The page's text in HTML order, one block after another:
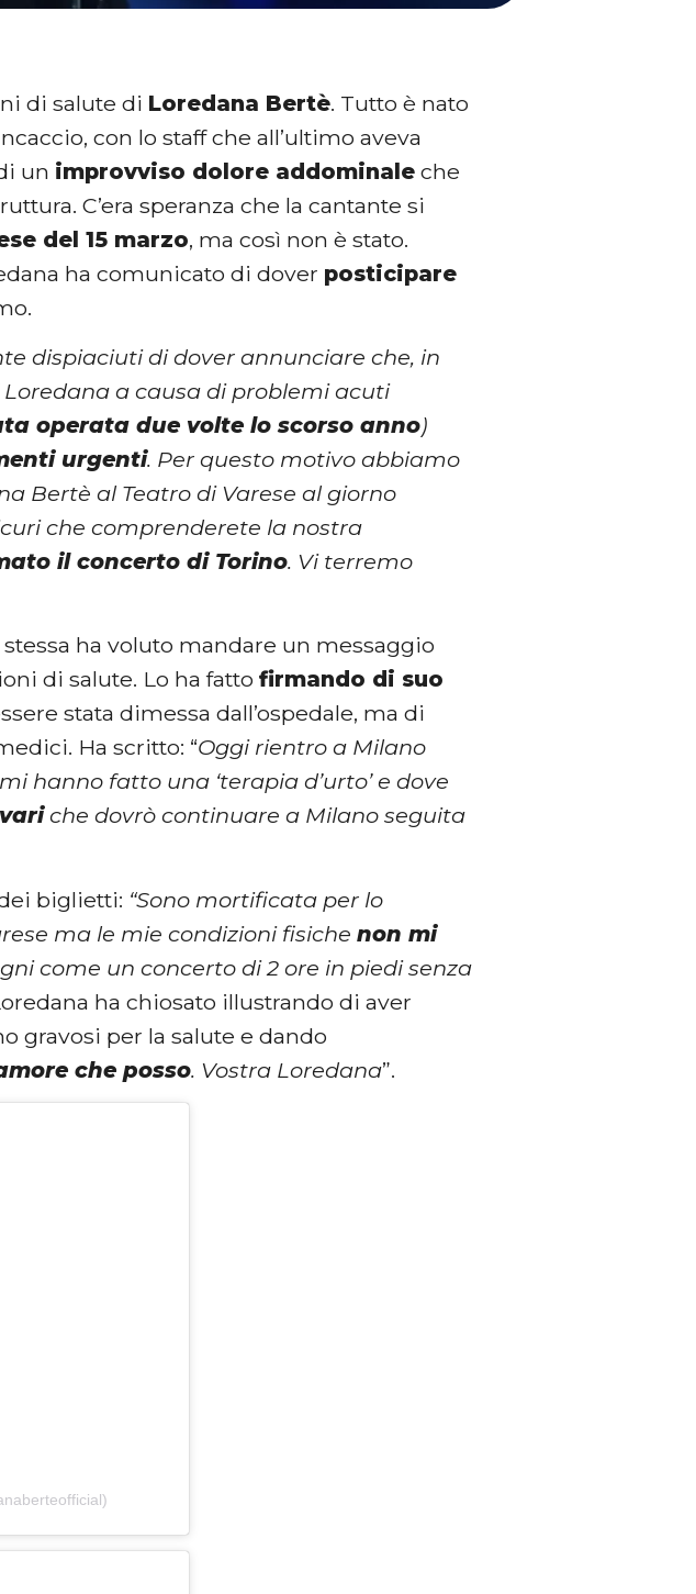
di salute di Loredana Bertè. Tutto è nato
con lo staff che all’ultimo aveva
un improvviso dolore addominale che
C’era speranza che la cantante si
del 15 marzo, ma così non è stato.
ha comunicato di dover posticipare
dispiaciuti di dover annunciare che, in
a causa di problemi acuti
operata due volte lo scorso anno)
urgenti. Per questo motivo abbiamo
Bertè al Teatro di Varese al giorno
che comprenderete la nostra
il concerto di Torino. Vi terremo
ha voluto mandare un messaggio
di salute. Lo ha fattofirmando di suo
stata dimessa dall’ospedale, ma di
Ha scritto: “Oggi rientro a Milano
hanno fatto una ‘terapia d’urto’ e dove
che dovrò continuare a Milano seguita
biglietti: “Sono mortificata per lo
ma le mie condizioni fisichenon mi
come un concerto di 2 ore in piedi senza
ha chiosato illustrando di aver
gravosi per la salute e dando
che posso. Vostra Loredana”.